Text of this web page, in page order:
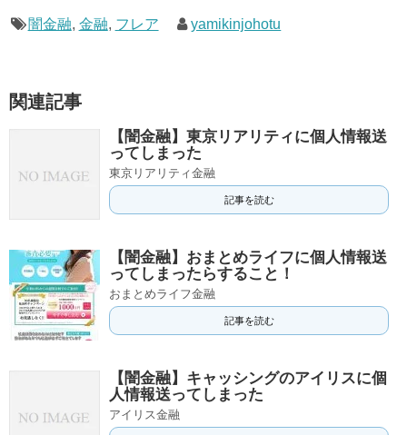
闇金融, 金融, フレア yamikinjohotu
関連記事
【闇金融】東京リアリティに個人情報送
ってしまった
東京リアリティ金融
記事を読む
【闇金融】おまとめライフに個人情報送
ってしまったらすること！
おまとめライフ金融
記事を読む
【闇金融】キャッシングのアイリスに個
人情報送ってしまった
アイリス金融